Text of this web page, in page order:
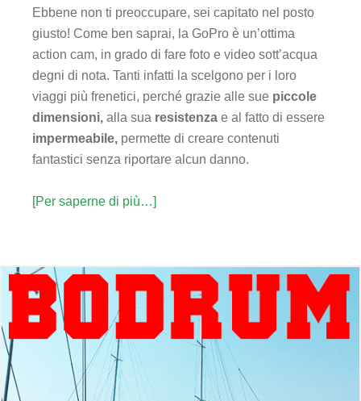
Ebbene non ti preoccupare, sei capitato nel posto
giusto! Come ben saprai, la GoPro è un’ottima
action cam, in grado di fare foto e video sott’acqua
degni di nota. Tanti infatti la scelgono per i loro
viaggi più frenetici, perché grazie alle sue piccole
dimensioni, alla sua resistenza e al fatto di essere
impermeabile, permette di creare contenuti
fantastici senza riportare alcun danno.
[Per saperne di più…]